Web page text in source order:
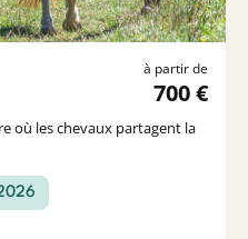
à partir de
700 €
où les chevaux partagent la